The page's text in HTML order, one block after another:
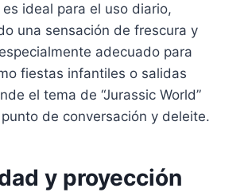
ideal para el uso diario,
una sensación de frescura y
adecuado para
fiestas infantiles o salidas
el tema de “Jurassic World”
de conversación y deleite.
y proyección